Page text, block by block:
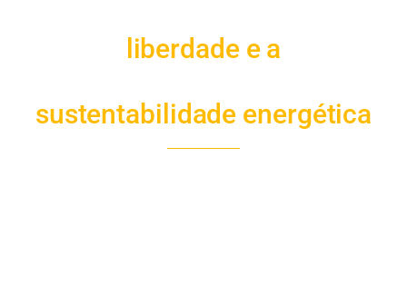
liberdade e a
sustentabilidade energética